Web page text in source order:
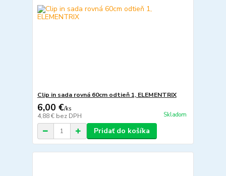
Clip in sada rovná 60cm odtieň 1, ELEMENTRIX
6,00 €/ks
4,88 € bez DPH Skladom
Pridať do košíka